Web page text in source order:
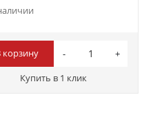
корзину
Купить в 1 клик